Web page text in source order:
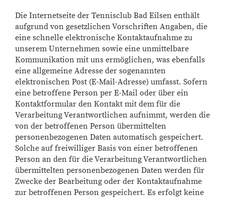
Die Internetseite der Tennisclub Bad Eilsen enthält
aufgrund von gesetzlichen Vorschriften Angaben, die
eine schnelle elektronische Kontaktaufnahme zu
unserem Unternehmen sowie eine unmittelbare
Kommunikation mit uns ermöglichen, was ebenfalls
eine allgemeine Adresse der sogenannten
elektronischen Post (E-Mail-Adresse) umfasst. Sofern
eine betroffene Person per E-Mail oder über ein
Kontaktformular den Kontakt mit dem für die
Verarbeitung Verantwortlichen aufnimmt, werden die
von der betroffenen Person übermittelten
personenbezogenen Daten automatisch gespeichert.
Solche auf freiwilliger Basis von einer betroffenen
Person an den für die Verarbeitung Verantwortlichen
übermittelten personenbezogenen Daten werden für
Zwecke der Bearbeitung oder der Kontaktaufnahme
zur betroffenen Person gespeichert. Es erfolgt keine